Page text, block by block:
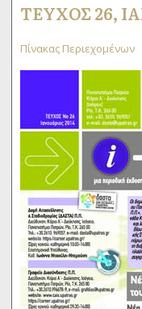
ΤΕΎΧΟΣ 26,
Πίνακας Περιεχομένων